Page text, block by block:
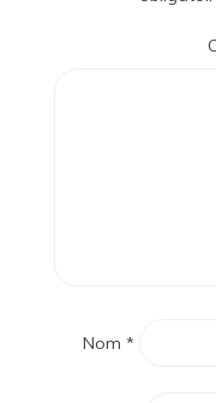
Nom *